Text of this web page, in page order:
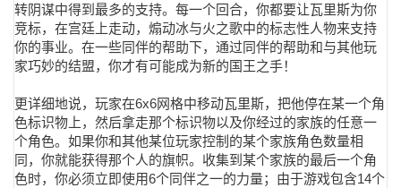
转阴谋中得到最多的支持。每一个回合，你都要让瓦里斯为你
竞标，在宫廷上走动，煽动冰与火之歌中的标志性人物来支持
你的事业。在一些同伴的帮助下，通过同伴的帮助和与其他玩
家巧妙的结盟，你才有可能成为新的国王之手！
更详细地说，玩家在6x6网格中移动瓦里斯，把他停在某一个角
色标识物上，然后拿走那个标识物以及你经过的家族的任意一
个角色。如果你和其他某位玩家控制的某个家族角色数量相
同，你就能获得那个人的旗帜。收集到某个家族的最后一个角
色时，你必须立即使用6个同伴之一的力量；由于游戏包含14个